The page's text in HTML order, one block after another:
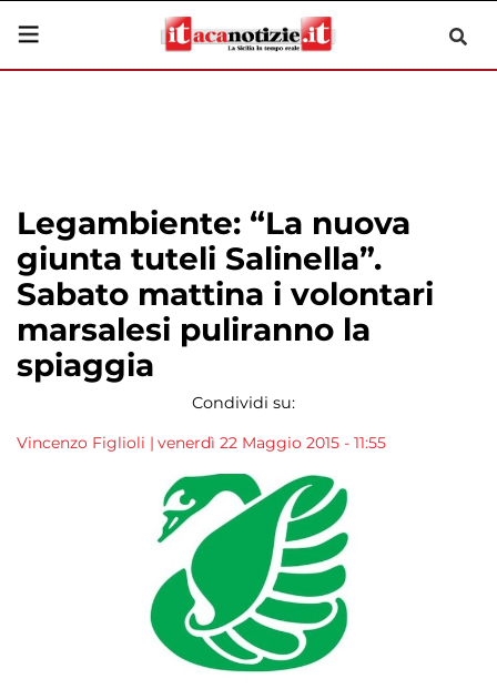
Legambiente: “La nuova
giunta tuteli Salinella”.
Sabato mattina i volontari
marsalesi puliranno la
spiaggia
Condividi su:
Vincenzo Figlioli | venerdì 22 Maggio 2015 - 11:55